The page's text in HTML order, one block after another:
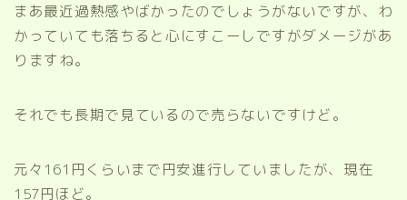
まあ最近過熱感やばかったのでしょうがないですが、わ
かっていても落ちると心にすこーしですがダメージがあ
りますね。
それでも長期で見ているので売らないですけど。
元々161円くらいまで円安進行していましたが、現在
157円ほど。